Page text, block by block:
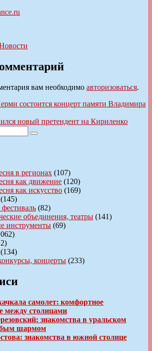
вам необходимо авторизоваться.
состоится концерт памяти Владимира
новый претендент на Кириленко
Поиск
в регионах (107)
как движение (120)
как искусство (169)
(145)
(82)
объединения, театры (141)
инструменты (69)
(134)
концерты (233)
самолет: комфортное
между столицами
знакомства в уральском
шармом
знакомства в южной столице